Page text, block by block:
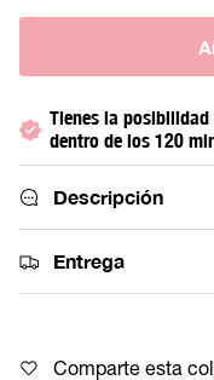
Tienes la
dentro de los 120
Descripción
Entrega
Comparte esta